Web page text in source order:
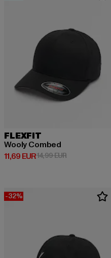
FLEXFIT
Wooly Combed
11,69 EUR
Derzeitiger Preis: 11,69 EUR
14,99 EURAktionspreis:
-32%